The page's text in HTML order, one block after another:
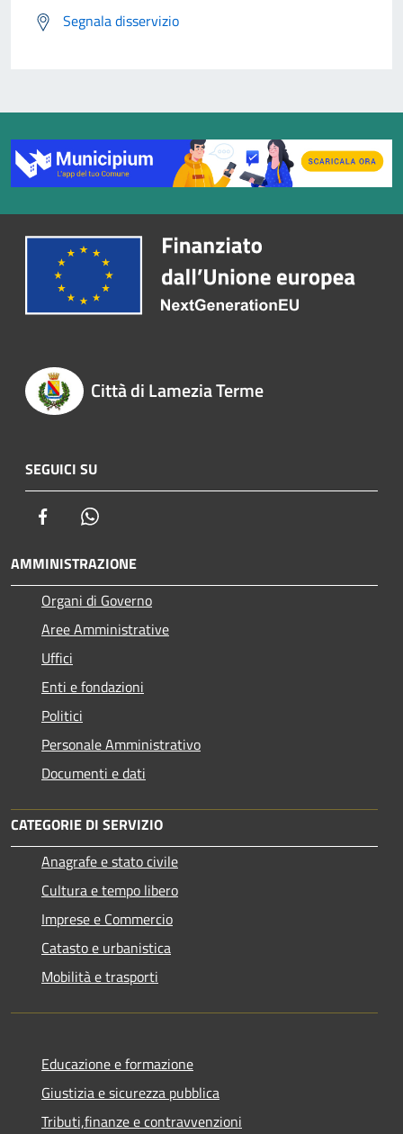
Segnala disservizio
Città di Lamezia Terme
SEGUICI SU
Facebook
AMMINISTRAZIONE
Organi di Governo
Aree Amministrative
Uffici
Enti e fondazioni
Politici
Personale Amministrativo
Documenti e dati
CATEGORIE DI SERVIZIO
Anagrafe e stato civile
Cultura e tempo libero
Imprese e Commercio
Catasto e urbanistica
Mobilità e trasporti
Educazione e formazione
Giustizia e sicurezza pubblica
Tributi,finanze e contravvenzioni